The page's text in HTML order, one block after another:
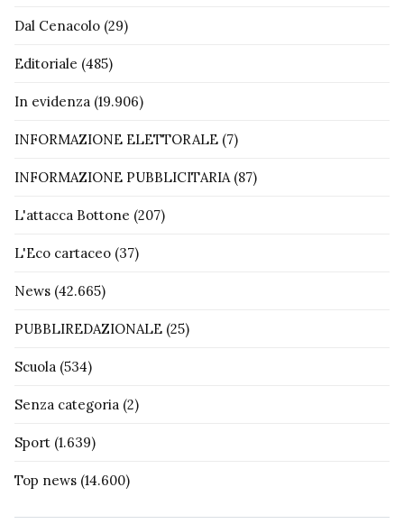
Dal Cenacolo (29)
Editoriale (485)
In evidenza (19.906)
INFORMAZIONE ELETTORALE (7)
INFORMAZIONE PUBBLICITARIA (87)
L'attacca Bottone (207)
L'Eco cartaceo (37)
News (42.665)
PUBBLIREDAZIONALE (25)
Scuola (534)
Senza categoria (2)
Sport (1.639)
Top news (14.600)